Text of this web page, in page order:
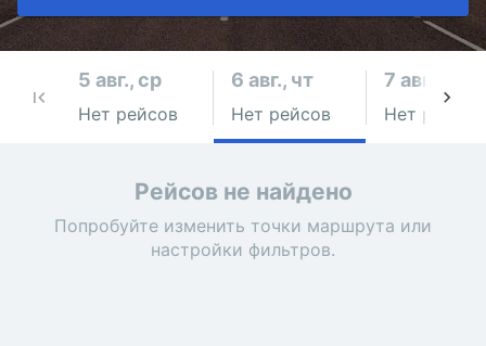
5 авг., ср
Нет рейсов
6 авг., чт
Нет рейсов
7 авг., пт
Нет рейсов
Рейсов не найдено
Попробуйте изменить точки маршрута или
настройки фильтров.